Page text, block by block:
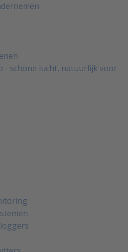
- schone lucht, natuurlijk voor